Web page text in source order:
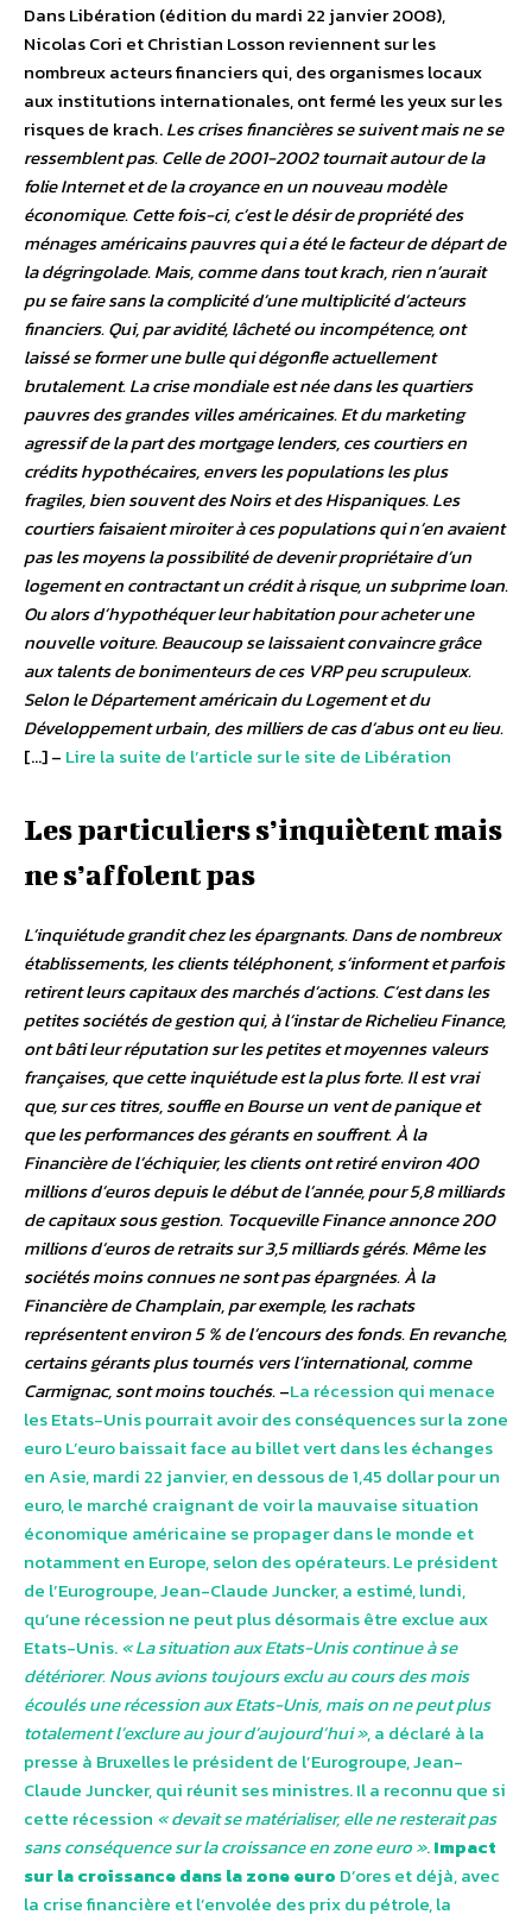
Dans Libération (édition du mardi 22 janvier 2008),
Nicolas Cori et Christian Losson reviennent sur les
nombreux acteurs financiers qui, des organismes locaux
aux institutions internationales, ont fermé les yeux sur les
risques de krach.Les crises financières se suivent mais ne se
ressemblent pas. Celle de 2001-2002 tournait autour de la
folie Internet et de la croyance en un nouveau modèle
économique. Cette fois-ci, c’est le désir de propriété des
ménages américains pauvres qui a été le facteur de départ de
la dégringolade. Mais, comme dans tout krach, rien n’aurait
pu se faire sans la complicité d’une multiplicité d’acteurs
financiers. Qui, par avidité, lâcheté ou incompétence, ont
laissé se former une bulle qui dégonfle actuellement
brutalement.La crise mondiale est née dans les quartiers
pauvres des grandes villes américaines. Et du marketing
agressif de la part des mortgage lenders, ces courtiers en
crédits hypothécaires, envers les populations les plus
fragiles, bien souvent des Noirs et des Hispaniques. Les
courtiers faisaient miroiter à ces populations qui n’en avaient
pas les moyens la possibilité de devenir propriétaire d’un
logement en contractant un crédit à risque, un subprime loan.
Ou alors d’hypothéquer leur habitation pour acheter une
nouvelle voiture. Beaucoup se laissaient convaincre grâce
aux talents de bonimenteurs de ces VRP peu scrupuleux.
Selon le Département américain du Logement et du
Développement urbain, des milliers de cas d’abus ont eu lieu.
[…] – Lire la suite de l’article sur le site de Libération
Les particuliers s’inquiètent mais
ne s’affolent pas
L’inquiétude grandit chez les épargnants. Dans de nombreux
établissements, les clients téléphonent, s’informent et parfois
retirent leurs capitaux des marchés d’actions. C’est dans les
petites sociétés de gestion qui, à l’instar de Richelieu Finance,
ont bâti leur réputation sur les petites et moyennes valeurs
françaises, que cette inquiétude est la plus forte. Il est vrai
que, sur ces titres, souffle en Bourse un vent de panique et
que les performances des gérants en souffrent. À la
Financière de l’échiquier, les clients ont retiré environ 400
millions d’euros depuis le début de l’année, pour 5,8 milliards
de capitaux sous gestion. Tocqueville Finance annonce 200
millions d’euros de retraits sur 3,5 milliards gérés. Même les
sociétés moins connues ne sont pas épargnées. À la
Financière de Champlain, par exemple, les rachats
représentent environ 5 % de l’encours des fonds. En revanche,
certains gérants plus tournés vers l’international, comme
Carmignac, sont moins touchés.–La récession qui menace
les Etats-Unis pourrait avoir des conséquences sur la zone
euro L’euro baissait face au billet vert dans les échanges
en Asie, mardi 22 janvier, en dessous de 1,45 dollar pour un
euro, le marché craignant de voir la mauvaise situation
économique américaine se propager dans le monde et
notamment en Europe, selon des opérateurs. Le président
de l’Eurogroupe, Jean-Claude Juncker, a estimé, lundi,
qu’une récession ne peut plus désormais être exclue aux
Etats-Unis.« La situation aux Etats-Unis continue à se
détériorer. Nous avions toujours exclu au cours des mois
écoulés une récession aux Etats-Unis, mais on ne peut plus
totalement l’exclure au jour d’aujourd’hui », a déclaré à la
presse à Bruxelles le président de l’Eurogroupe, Jean-
Claude Juncker, qui réunit ses ministres. Il a reconnu que si
cette récession « devait se matérialiser, elle ne resterait pas
sans conséquence sur la croissance en zone euro ».Impact
sur la croissance dans la zone euro D’ores et déjà, avec
la crise financière et l’envolée des prix du pétrole, la